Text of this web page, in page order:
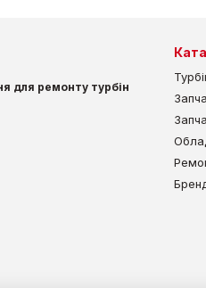
для ремонту турбін